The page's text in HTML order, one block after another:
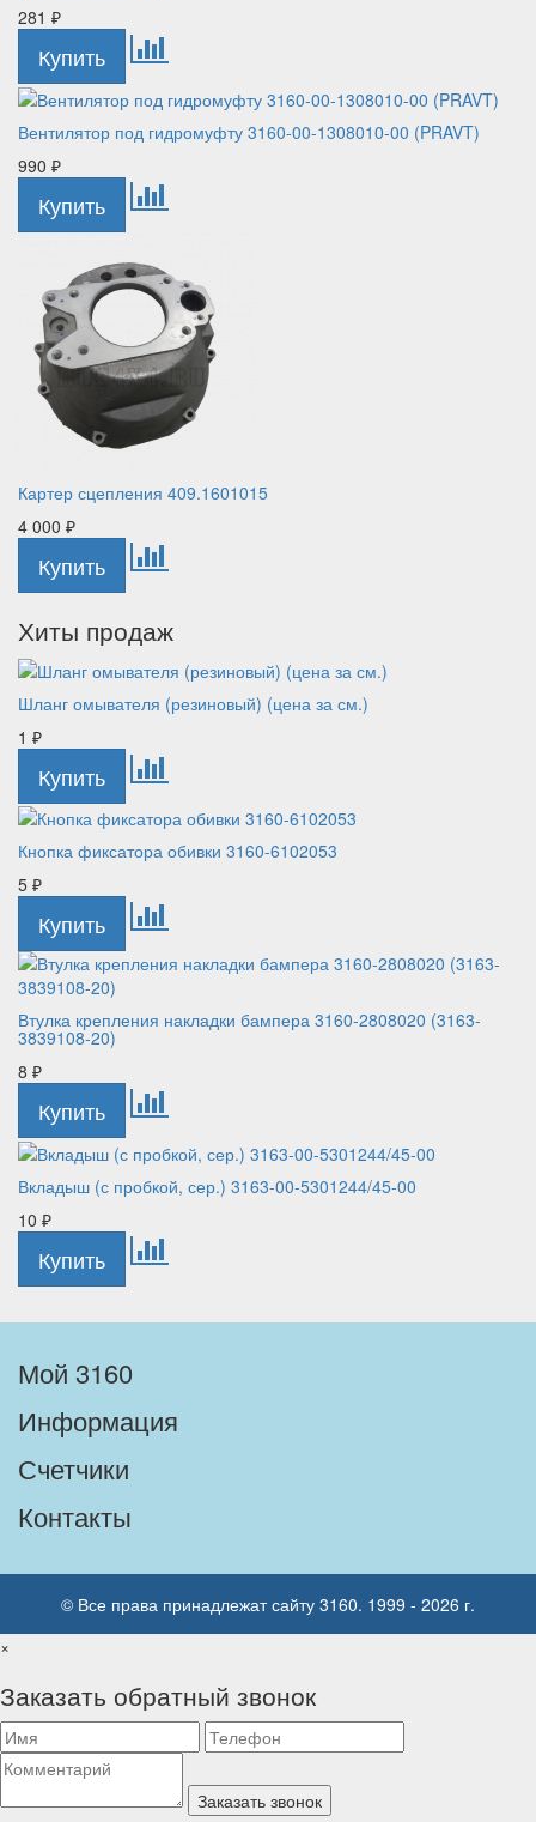
281 ₽
Вентилятор под гидромуфту 3160-00-1308010-00 (PRAVT)
990 ₽
Картер сцепления 409.1601015
4 000 ₽
Хиты продаж
Шланг омывателя (резиновый) (цена за см.)
1 ₽
Кнопка фиксатора обивки 3160-6102053
5 ₽
Втулка крепления накладки бампера 3160-2808020 (3163-
3839108-20)
8 ₽
Вкладыш (с пробкой, сер.) 3163-00-5301244/45-00
10 ₽
Мой 3160
Информация
Счетчики
Контакты
© Все права принадлежат сайту 3160. 1999 - 2026 г.
×
Заказать обратный звонок